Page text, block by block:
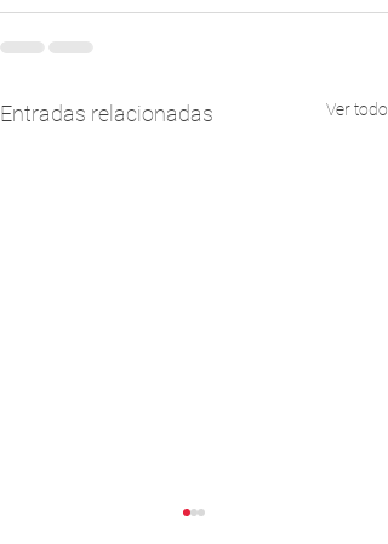
Entradas relacionadas Ver todo